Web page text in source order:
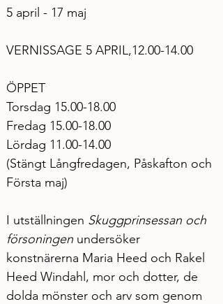
5 april - 17 maj
VERNISSAGE 5 APRIL,12.00-14.00
ÖPPET
Torsdag 15.00-18.00
Fredag 15.00-18.00
Lördag 11.00-14.00
(Stängt Långfredagen, Påskafton och
Första maj)
I utställningen Skuggprinsessan och
försoningen undersöker
konstnärerna Maria Heed och Rakel
Heed Windahl, mor och dotter, de
dolda mönster och arv som genom